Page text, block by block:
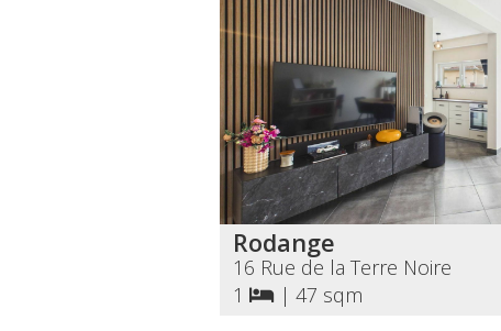
Rodange
16 Rue de la Terre Noire
1
| 47 sqm